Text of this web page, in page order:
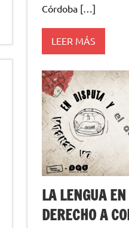
Córdoba […]
LEER MÁS
LA LENGUA
DERECHO A